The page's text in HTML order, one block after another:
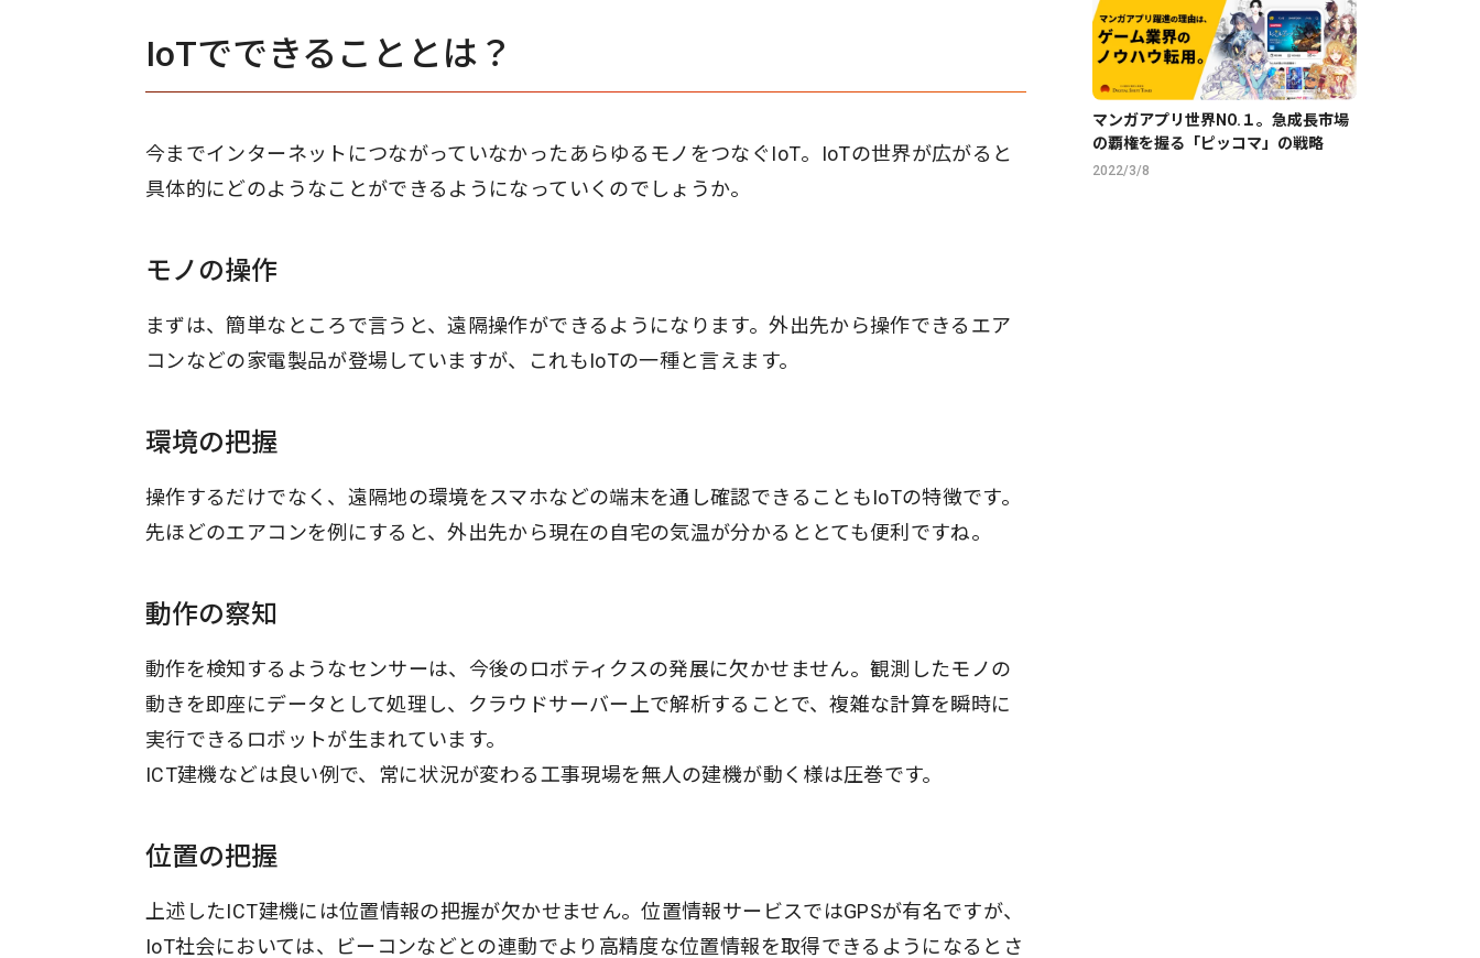
IoTでできることとは？
今までインターネットにつながっていなかったあらゆるモノをつなぐIoT。IoTの世界が広がると
具体的にどのようなことができるようになっていくのでしょうか。
モノの操作
まずは、簡単なところで言うと、遠隔操作ができるようになります。外出先から操作できるエア
コンなどの家電製品が登場していますが、これもIoTの一種と言えます。
環境の把握
操作するだけでなく、遠隔地の環境をスマホなどの端末を通し確認できることもIoTの特徴です。
先ほどのエアコンを例にすると、外出先から現在の自宅の気温が分かるととても便利ですね。
動作の察知
動作を検知するようなセンサーは、今後のロボティクスの発展に欠かせません。観測したモノの
動きを即座にデータとして処理し、クラウドサーバー上で解析することで、複雑な計算を瞬時に
実行できるロボットが生まれています。
ICT建機などは良い例で、常に状況が変わる工事現場を無人の建機が動く様は圧巻です。
位置の把握
上述したICT建機には位置情報の把握が欠かせません。位置情報サービスではGPSが有名ですが、
IoT社会においては、ビーコンなどとの連動でより高精度な位置情報を取得できるようになるとさ
マンガアプリ世界NO.１。急成長市場
の覇権を握る「ピッコマ」の戦略
2022/3/8